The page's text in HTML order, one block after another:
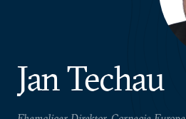
Jan Techau